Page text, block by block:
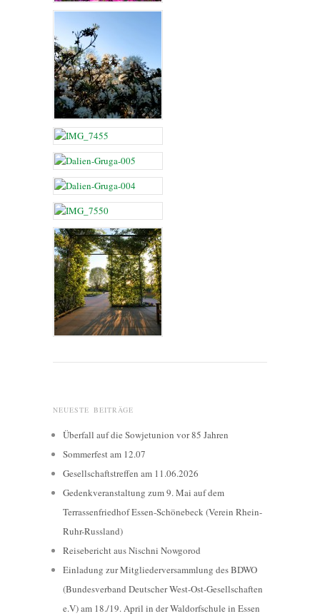
NEUESTE BEITRÄGE
Überfall auf die Sowjetunion vor 85 Jahren
Sommerfest am 12.07
Gesellschaftstreffen am 11.06.2026
Gedenkveranstaltung zum 9. Mai auf dem
Terrassenfriedhof Essen-Schönebeck (Verein Rhein-
Ruhr-Russland)
Reisebericht aus Nischni Nowgorod
Einladung zur Mitgliederversammlung des BDWO
(Bundesverband Deutscher West-Ost-Gesellschaften
e.V) am 18./19. April in der Waldorfschule in Essen